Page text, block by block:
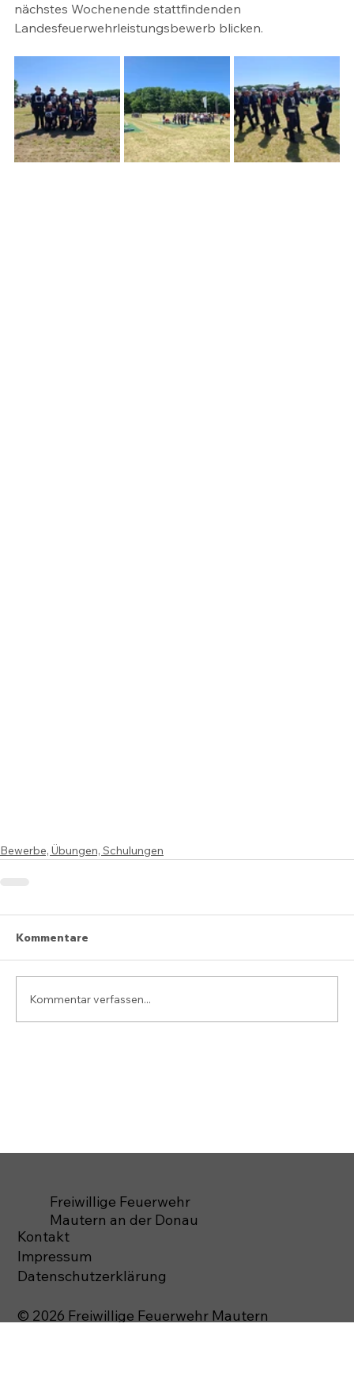
nächstes Wochenende stattfindenden
Landesfeuerwehrleistungsbewerb blicken.
Bewerbe, Übungen, Schulungen
Kommentare
Kommentar verfassen...
Kontakt
Impressum
Datenschutzerklärung
© 2026 Freiwillige Feuerwehr Mautern
Freiwillige Feuerwehr
Mautern an der Donau